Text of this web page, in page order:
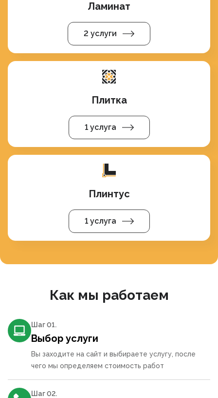
Ламинат
2 услуги
Плитка
1 услуга
Плинтус
1 услуга
Как мы работаем
Шаг 01.
Выбор услуги
Вы заходите на сайт и выбираете услугу, после
чего мы определяем стоимость работ
Шаг 02.